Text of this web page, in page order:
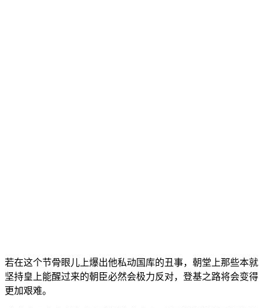
若在这个节骨眼儿上爆出他私动国库的丑事，朝堂上那些本就
坚持皇上能醒过来的朝臣必然会极力反对，登基之路将会变得
更加艰难。